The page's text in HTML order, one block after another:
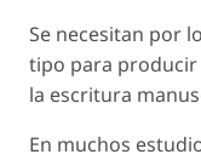
Se necesitan por
tipo para
la escritura
En muchos